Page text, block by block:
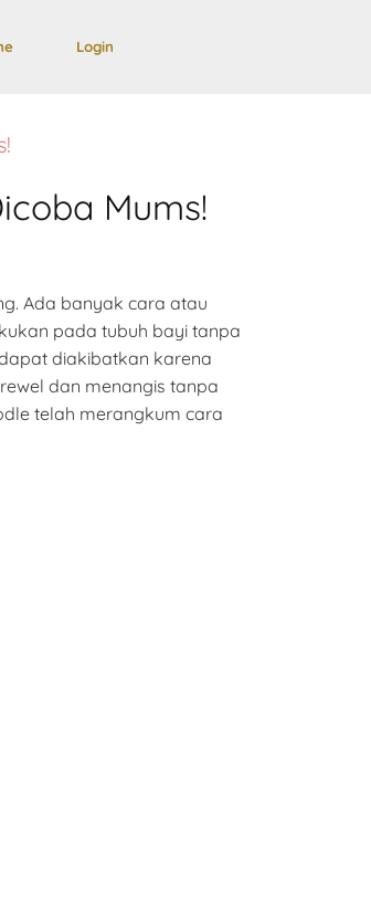
Login
Mums!
Ada banyak cara atau
pada tubuh bayi tanpa
diakibatkan karena
dan menangis tanpa
telah merangkum cara